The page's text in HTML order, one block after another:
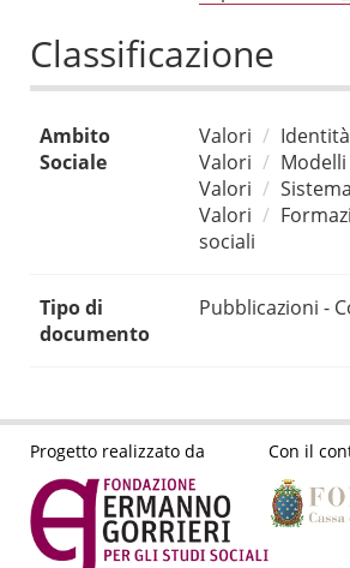
Classificazione
Ambito
Sociale
Valori
Identità
Valori
Valori
Valori
sociali
Tipo di
documento
Pubblicazioni -
Progetto realizzato da Con il